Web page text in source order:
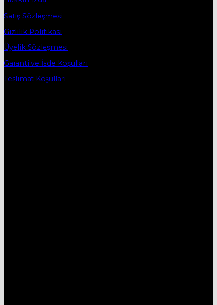
Satış Sözleşmesi
Gizlilik Politikası
Üyelik Sözleşmesi
Garanti ve İade Koşulları
Teslimat Koşulları